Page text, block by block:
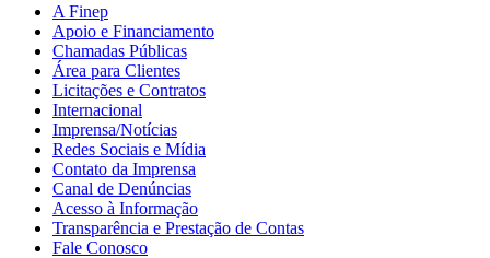
A Finep
Apoio e Financiamento
Chamadas Públicas
Área para Clientes
Licitações e Contratos
Internacional
Imprensa/Notícias
Redes Sociais e Mídia
Contato da Imprensa
Canal de Denúncias
Acesso à Informação
Transparência e Prestação de Contas
Fale Conosco